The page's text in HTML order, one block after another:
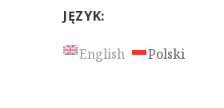
JĘZYK:
English Polski